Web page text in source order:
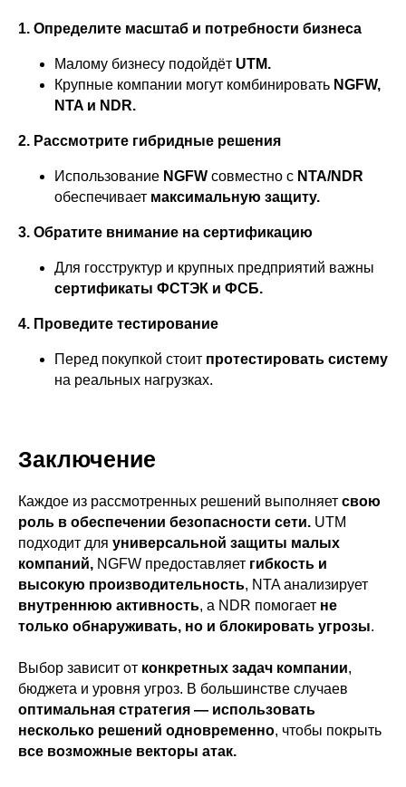
1. Определите масштаб и потребности бизнеса
Малому бизнесу подойдёт UTM.
Крупные компании могут комбинировать NGFW,
NTA и NDR.
2. Рассмотрите гибридные решения
Использование NGFW совместно с NTA/NDR
обеспечивает максимальную защиту.
3. Обратите внимание на сертификацию
Для госструктур и крупных предприятий важны
сертификаты ФСТЭК и ФСБ.
4. Проведите тестирование
Перед покупкой стоит протестировать систему
на реальных нагрузках.
Заключение
Каждое из рассмотренных решений выполняет свою
роль в обеспечении безопасности сети. UTM
подходит для универсальной защиты малых
компаний, NGFW предоставляет гибкость и
высокую производительность, NTA анализирует
внутреннюю активность, а NDR помогает не
только обнаруживать, но и блокировать угрозы.
Выбор зависит от конкретных задач компании,
бюджета и уровня угроз. В большинстве случаев
оптимальная стратегия — использовать
несколько решений одновременно, чтобы покрыть
все возможные векторы атак.